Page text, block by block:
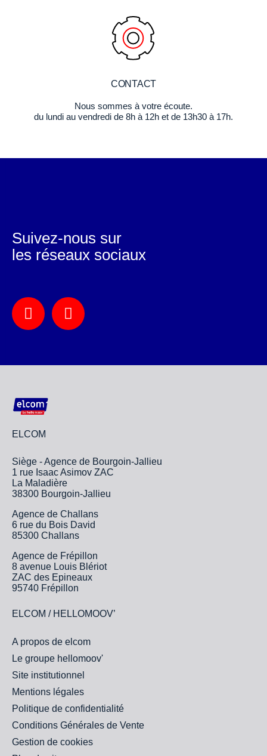
CONTACT
Nous sommes à votre écoute.
du lundi au vendredi de 8h à 12h et de 13h30 à 17h.
ELCOM
Siège - Agence de Bourgoin-Jallieu
1 rue Isaac Asimov ZAC
La Maladière
38300 Bourgoin-Jallieu
Agence de Challans
6 rue du Bois David
85300 Challans
Agence de Frépillon
8 avenue Louis Blériot
ZAC des Epineaux
95740 Frépillon
ELCOM / HELLOMOOV’
A propos de elcom
Le groupe hellomoov'
Site institutionnel
Mentions légales
Politique de confidentialité
Conditions Générales de Vente
Gestion de cookies
Suivez-nous sur
les réseaux sociaux